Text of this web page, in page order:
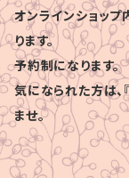
オンラインショッ
ります。
予約制になります。
気になられた方は、
ませ。